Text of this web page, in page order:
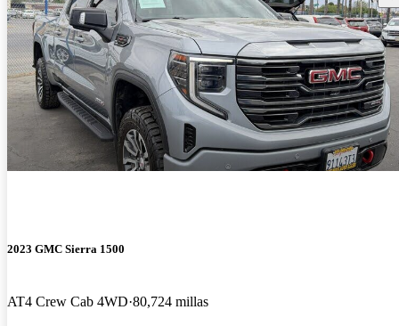
2023 GMC Sierra 1500
AT4 Crew Cab 4WD 80,724 millas